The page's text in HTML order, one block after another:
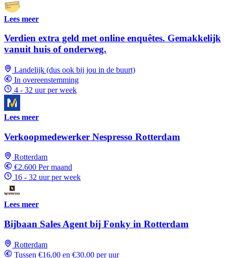
Lees meer
Verdien extra geld met online enquêtes. Gemakkelijk
vanuit huis of onderweg.
Landelijk (dus ook bij jou in de buurt)
In overeenstemming
4 - 32 uur per week
Lees meer
Verkoopmedewerker Nespresso Rotterdam
Rotterdam
€2.600 Per maand
16 - 32 uur per week
Lees meer
Bijbaan Sales Agent bij Fonky in Rotterdam
Rotterdam
Tussen €16,00 en €30,00 per uur